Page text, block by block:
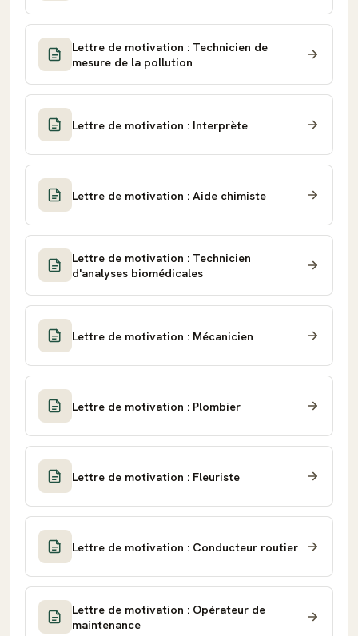
Lettre de motivation : Technicien de
mesure de la pollution
Lettre de motivation : Interprète
Lettre de motivation : Aide chimiste
Lettre de motivation : Technicien
d'analyses biomédicales
Lettre de motivation : Mécanicien
Lettre de motivation : Plombier
Lettre de motivation : Fleuriste
Lettre de motivation : Conducteur routier
Lettre de motivation : Opérateur de
maintenance